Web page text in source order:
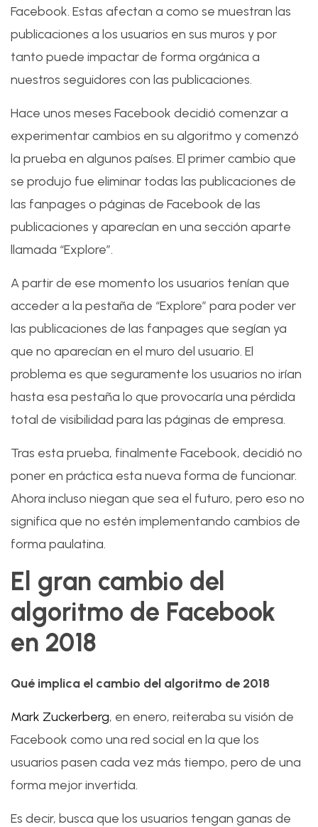
Facebook. Estas afectan a como se muestran las
publicaciones a los usuarios en sus muros y por
tanto puede impactar de forma orgánica a
nuestros seguidores con las publicaciones.
Hace unos meses Facebook decidió comenzar a
experimentar cambios en su algoritmo y comenzó
la prueba en algunos países. El primer cambio que
se produjo fue eliminar todas las publicaciones de
las fanpages o páginas de Facebook de las
publicaciones y aparecían en una sección aparte
llamada “Explore”.
A partir de ese momento los usuarios tenían que
acceder a la pestaña de “Explore” para poder ver
las publicaciones de las fanpages que segían ya
que no aparecían en el muro del usuario. El
problema es que seguramente los usuarios no irían
hasta esa pestaña lo que provocaría una pérdida
total de visibilidad para las páginas de empresa.
Tras esta prueba, finalmente Facebook, decidió no
poner en práctica esta nueva forma de funcionar.
Ahora incluso niegan que sea el futuro, pero eso no
significa que no estén implementando cambios de
forma paulatina.
El gran cambio del
algoritmo de Facebook
en 2018
Qué implica el cambio del algoritmo de 2018
Mark Zuckerberg, en enero, reiteraba su visión de
Facebook como una red social en la que los
usuarios pasen cada vez más tiempo, pero de una
forma mejor invertida.
Es decir, busca que los usuarios tengan ganas de